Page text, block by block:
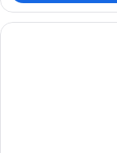
لا تسبب الحساسية